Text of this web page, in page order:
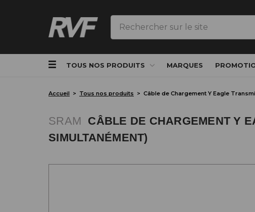
TOUS NOS PRODUITS MARQUES
Accueil Tous nos produits Câble de Chargement Y Eagle
SRAM CÂBLE DE CHARGEMENT Y
SIMULTANÉMENT)